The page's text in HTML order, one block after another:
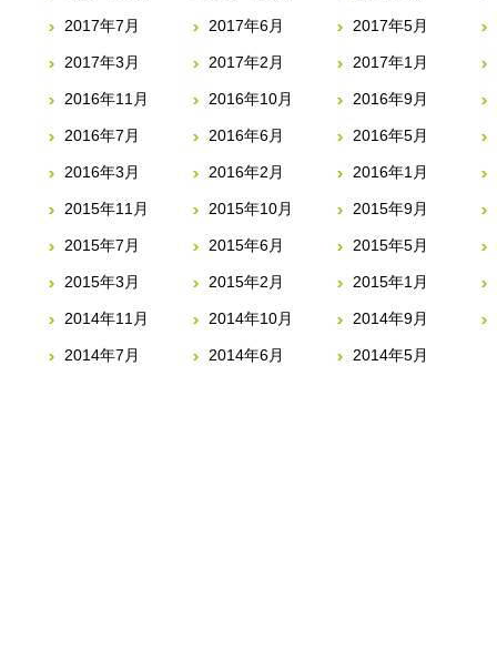
2017年7月 2017年6月 2017年5月
2017年3月 2017年2月 2017年1月
2016年11月 2016年10月 2016年9月
2016年7月 2016年6月 2016年5月
2016年3月 2016年2月 2016年1月
2015年11月 2015年10月 2015年9月
2015年7月 2015年6月 2015年5月
2015年3月 2015年2月 2015年1月
2014年11月 2014年10月 2014年9月
2014年7月 2014年6月 2014年5月